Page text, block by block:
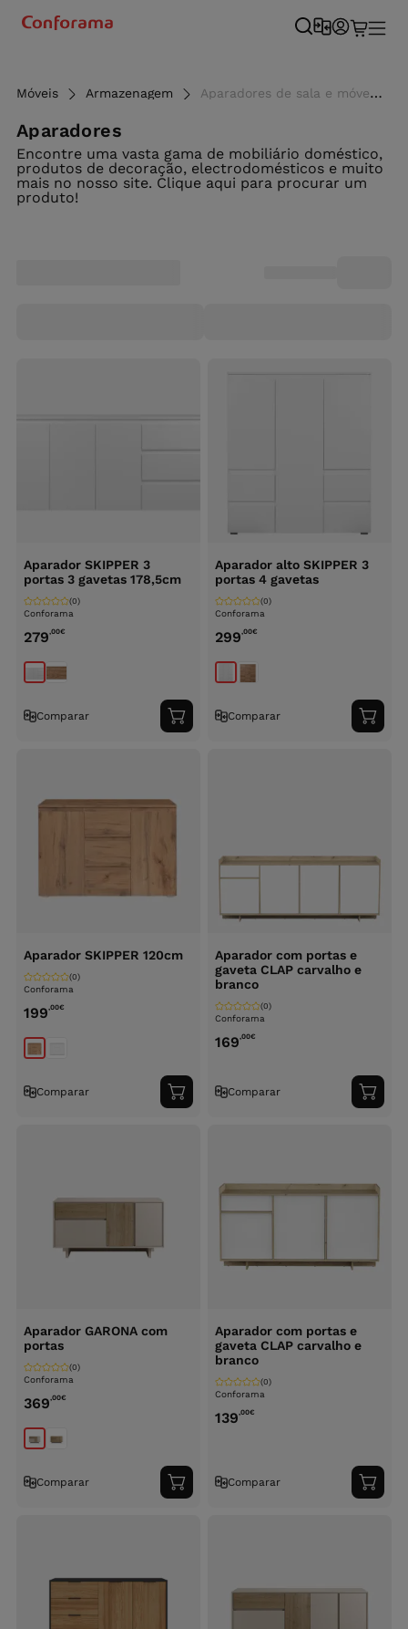
Móveis Armazenagem Aparadores de sala e móveis de entrada ao melhor preço - Conforama
Aparadores
Encontre uma vasta gama de mobiliário doméstico,
produtos de decoração, electrodomésticos e muito
mais no nosso site. Clique aqui para procurar um
produto!
Aparador SKIPPER 3
portas 3 gavetas 178,5cm
Conforama
(0)
279,00€
Comparar
Adicionar
ao
Aparador alto SKIPPER 3
portas 4 gavetas
Conforama
(0)
299,00€
Comparar
ao
Aparador SKIPPER 120cm
Conforama
(0)
199,00€
Comparar
Adicionar
ao
Aparador com portas e
gaveta CLAP carvalho e
branco
Conforama
(0)
169,00€
Comparar
ao
Aparador GARONA com
portas
Conforama
(0)
369,00€
Comparar
Adicionar
ao
Aparador com portas e
gaveta CLAP carvalho e
branco
Conforama
(0)
139,00€
Comparar
ao